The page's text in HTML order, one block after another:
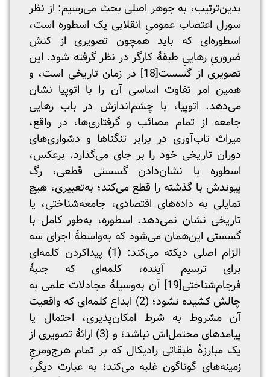
بدین‌ترتیب، به جوهر اصلی بحث می‌رسیم: از نظر
سورل اعتصاب عمومیِ انقلابی یک اسطوره است،
اسطوره‌ای که باید همچون تصویری از کنش
ضروریِ رهاییِ طبقۀ کارگر در نظر گرفته شود. این
تصویری از گسست[18]
در زمان تاریخی است، و
همین امر تفاوت اساسی آن را با اتوپیا نشان
می‌دهد. اتوپیا، با چشم‌اندازش در باب رهایی
جامعه از تمام مصائب و گرفتاری‌ها، در واقع،
میراث تاب‌آوری در برابر تنگناها و دشواری‌های
دوران تاریخی خود را بر جای می‌گذارد. برعکس،
اسطوره با نشان‌دادن گسستی قطعی، رگ
پیوندش با گذشته را قطع می‌کند؛ به‌تعبیری، هیچ
تمایلی به داده‌های اقتصادی، جامعه‌شناختی، یا
تاریخی نشان نمی‌دهد. اسطوره، به‌طور کامل با
گسستی این‌همان می‌شود که به‌واسطۀ اجرای سه
الزام اصلی دیکته می‌کند: (1) پیداکردن کلمه‌ای
برای ترسیم آینده، کلمه‌ای که جنبۀ
فرجام‌شناختی[19]
آن به‌وسیلۀ مجادلات علمی به
چالش کشیده نشود؛ (2) ابداع کلمه‌ای که واقعیت
آن مشروط به شرط امکان‌پذیری، احتمال یا
پیامدهای محتمل‌اش نباشد؛ و (3) ارائۀ تصویری از
یک مبارزۀ طبقاتی رادیکال که بر تمام هرج‌ومرجِ
زمینه‌های گوناگون غلبه می‌کند؛ به عبارت دیگر،